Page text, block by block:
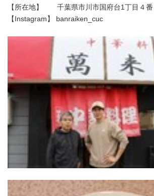
【所在地】 千葉県市川市国府台1丁目４番
【Instagram】 banraiken_cuc